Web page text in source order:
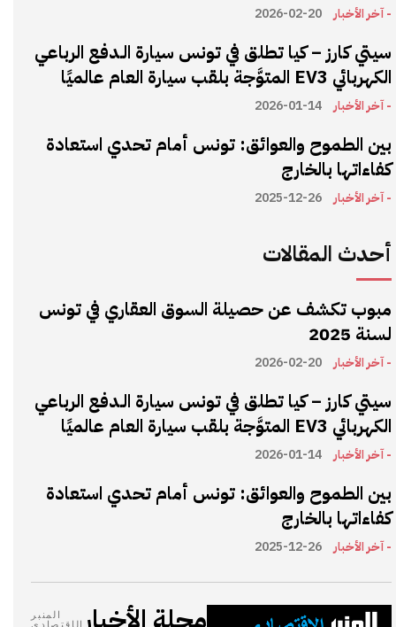
- آخر الأخبار 2026-02-20
سيتي كارز – كيا تطلق في تونس سيارة الـدفع الرباعي
الكهربائي EV3 المتوَّجة بلقب سيارة العام عالميًا
- آخر الأخبار 2026-01-14
بين الطموح والعوائق: تونس أمام تحدي استعادة
كفاءاتها بالخارج
- آخر الأخبار 2025-12-26
أحدث المقالات
مبوب تكشف عن حصيلة السوق العقاري في تونس
لسنة 2025
- آخر الأخبار 2026-02-20
سيتي كارز – كيا تطلق في تونس سيارة الـدفع الرباعي
الكهربائي EV3 المتوَّجة بلقب سيارة العام عالميًا
- آخر الأخبار 2026-01-14
بين الطموح والعوائق: تونس أمام تحدي استعادة
كفاءاتها بالخارج
- آخر الأخبار 2025-12-26
المنبر
الإقتصادي